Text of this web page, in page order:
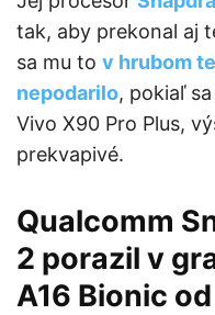
tak, aby prekonal aj
sa mu to v hrubom
nepodarilo, pokiaľ
Vivo X90 Pro Plus,
prekvapivé.
Qualcomm
2 porazil v
A16 Bionic